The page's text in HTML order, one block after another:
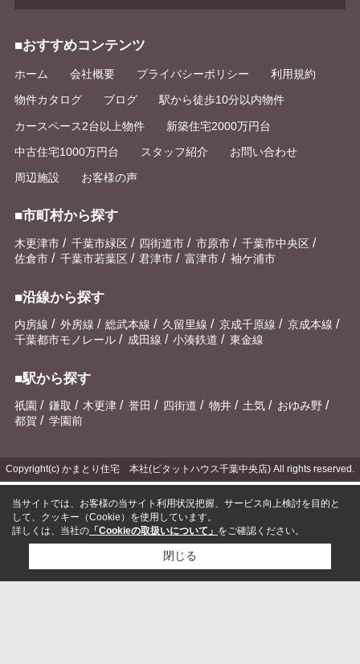
■おすすめコンテンツ
ホーム 会社概要 プライバシーポリシー 利用規約
物件カタログ ブログ 駅から徒歩10分以内物件
カースペース2台以上物件 新築住宅2000万円台
中古住宅1000万円台 スタッフ紹介 お問い合わせ
周辺施設 お客様の声
■市町村から探す
木更津市 / 千葉市緑区 / 四街道市 / 市原市 / 千葉市中央区 /
佐倉市 / 千葉市若葉区 / 君津市 / 富津市 / 袖ケ浦市
■沿線から探す
内房線 / 外房線 / 総武本線 / 久留里線 / 京成千原線 / 京成本線 /
千葉都市モノレール / 成田線 / 小湊鉄道 / 東金線
■駅から探す
祇園 / 鎌取 / 木更津 / 誉田 / 四街道 / 物井 / 土気 / おゆみ野 /
都賀 / 学園前
Copyright(c) かまとり住宅 本社(ピタットハウス千葉中央店) All rights reserved.
当サイトでは、お客様の当サイト利用状況把握、サービス向上検討を目的と
して、クッキー（Cookie）を使用しています。
詳しくは、当社の 「Cookieの取扱いについて」 をご確認ください。
閉じる